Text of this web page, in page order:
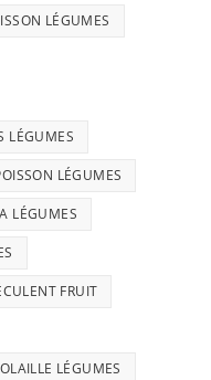
LÉGUMES
LÉGUMES
LÉGUMES
LÉGUMES
FRUIT
LÉGUMES